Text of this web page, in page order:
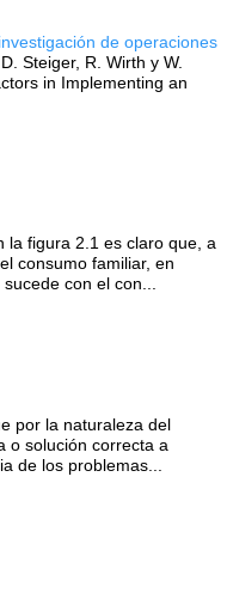
de operaciones
Steiger, R. Wirth y W.
in Implementing an
la figura 2.1 es claro que, a
consumo familiar, en
con el con...
por la naturaleza del
o solución correcta a
de los problemas...